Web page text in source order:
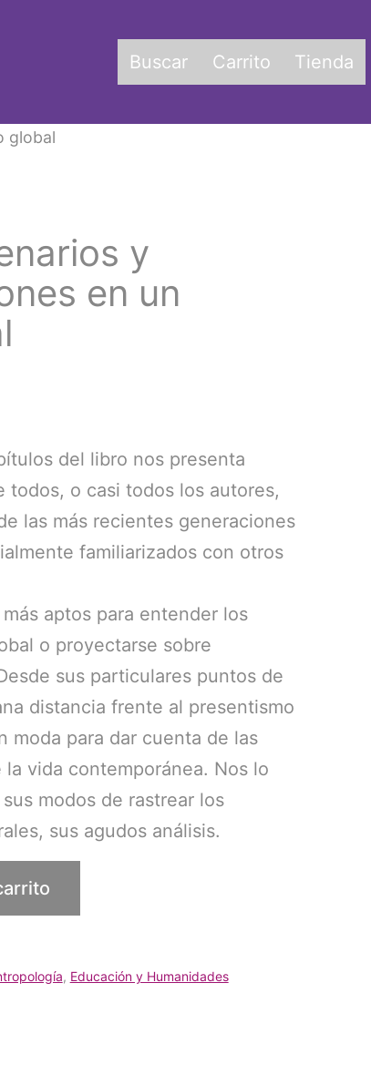
Buscar Carrito Tienda
global
y
en un
del libro nos presenta
todos, o casi todos los autores,
las más recientes generaciones
familiarizados con otros
aptos para entender los
o proyectarse sobre
sus particulares puntos de
distancia frente al presentismo
moda para dar cuenta de las
vida contemporánea. Nos lo
modos de rastrear los
sus agudos análisis.
, Educación y Humanidades